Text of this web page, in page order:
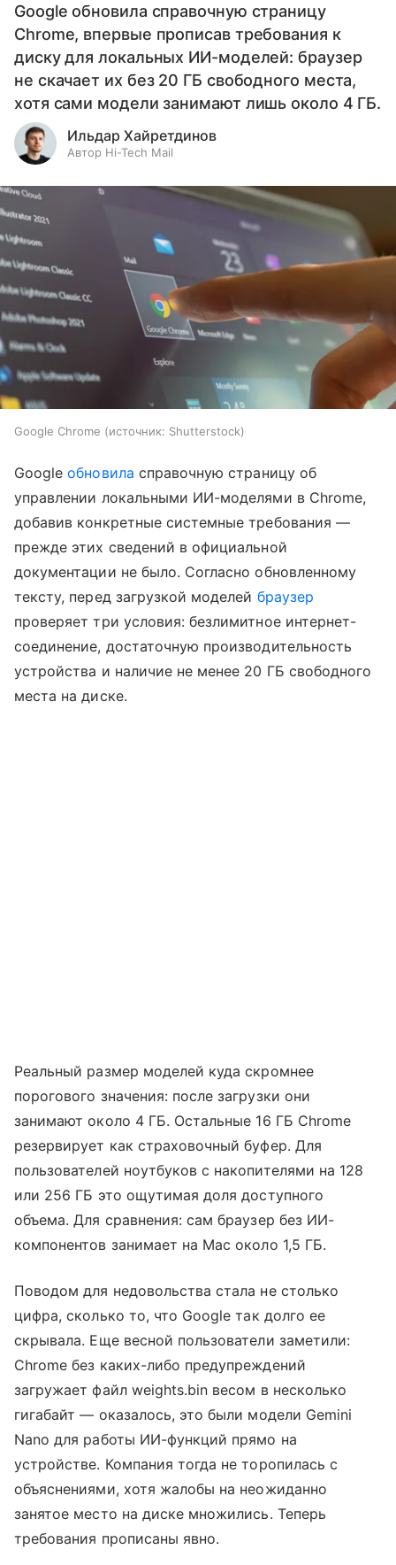
Google обновила справочную страницу
Chrome, впервые прописав требования к
диску для локальных ИИ-моделей: браузер
не скачает их без 20 ГБ свободного места,
хотя сами модели занимают лишь около 4 ГБ.
Ильдар Хайретдинов
Автор Hi-Tech Mail
Google Chrome источник: Shutterstock
Googleобновила справочную страницу об
управлении локальными ИИ-моделями в Chrome,
добавив конкретные системные требования —
прежде этих сведений в официальной
документации не было. Согласно обновленному
тексту, перед загрузкой моделей браузер
проверяет три условия: безлимитное интернет-
соединение, достаточную производительность
устройства и наличие не менее 20 ГБ свободного
места на диске.
Реальный размер моделей куда скромнее
порогового значения: после загрузки они
занимают около 4 ГБ. Остальные 16 ГБ Chrome
резервирует как страховочный буфер. Для
пользователей ноутбуков с накопителями на 128
или 256 ГБ это ощутимая доля доступного
объема. Для сравнения: сам браузер без ИИ-
компонентов занимает на Mac около 1,5 ГБ.
Поводом для недовольства стала не столько
цифра, сколько то, что Google так долго ее
скрывала. Еще весной пользователи заметили:
Chrome без каких-либо предупреждений
загружает файл weights.bin весом в несколько
гигабайт — оказалось, это были модели Gemini
Nano для работы ИИ-функций прямо на
устройстве. Компания тогда не торопилась с
объяснениями, хотя жалобы на неожиданно
занятое место на диске множились. Теперь
требования прописаны явно.